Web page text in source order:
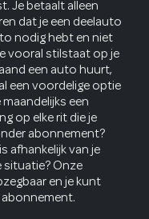
Je betaalt alleen
dat je een deelauto
nodig hebt en niet
vooral stilstaat op je
een auto huurt,
een voordelige optie
een
op elke rit die je
abonnement?
afhankelijk van je
situatie? Onze
en je kunt
abonnement.